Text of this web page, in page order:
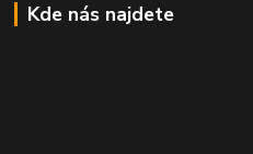
Kde nás najdete